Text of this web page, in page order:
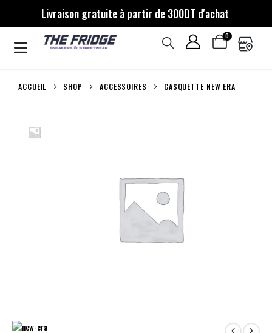
Livraison gratuite à partir de 300DT d'achat
0
ACCUEIL SHOP ACCESSOIRES CASQUETTE NEW ERA